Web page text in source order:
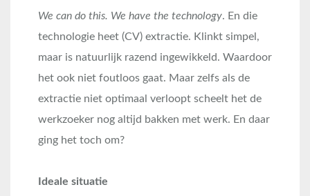
We can do this. We have the technology. En die
technologie heet (CV) extractie. Klinkt simpel,
maar is natuurlijk razend ingewikkeld. Waardoor
het ook niet foutloos gaat. Maar zelfs als de
extractie niet optimaal verloopt scheelt het de
werkzoeker nog altijd bakken met werk. En daar
ging het toch om?
Ideale situatie